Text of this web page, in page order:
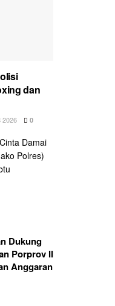
dan
2026 0
Damai
Polres)
Dukung
Porprov II
Anggaran